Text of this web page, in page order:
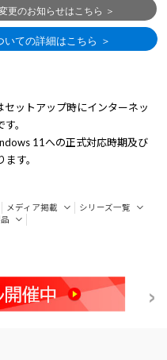
ットアップ時にインターネッ
。
11への正式対応時期及び
す。
メディア掲載
シリーズ一覧